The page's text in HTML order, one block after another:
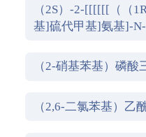
（2S）-2-[[[[[[（（
基]硫代甲基]氨基]-
（2-硝基苯基）磷酸
（2,6-二氯苯基）乙